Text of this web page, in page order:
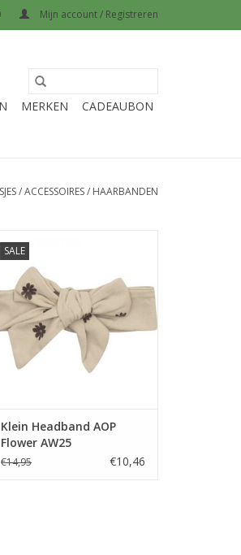
Mijn account / Registreren
MERKEN CADEAUBON
/ACCESSOIRES/ HAARBANDEN
SALE
TOEVOEGEN AAN WINKELWAGEN
Klein Headband AOP
Flower AW25
€14,95 €10,46